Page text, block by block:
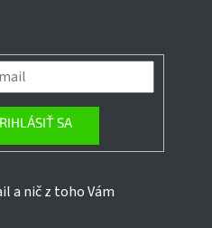
SA
a nič z toho Vám